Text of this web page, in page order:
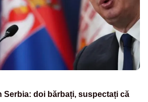
Serbia: doi bărbați, suspectați că